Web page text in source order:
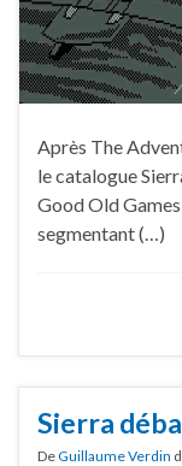
Après The
le catalogue
Good Old
segmentant (…)
Sierra
DeGuillaume Verdin